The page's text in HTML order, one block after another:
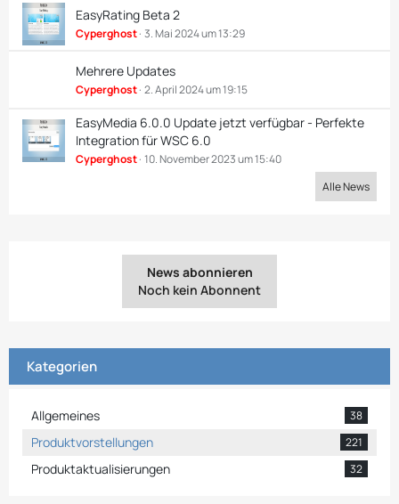
EasyRating Beta 2
Cyperghost 3. Mai 2024 um 13:29
Mehrere Updates
Cyperghost 2. April 2024 um 19:15
EasyMedia 6.0.0 Update jetzt verfügbar - Perfekte
Integration für WSC 6.0
Cyperghost 10. November 2023 um 15:40
Alle News
News abonnieren
Noch kein Abonnent
Kategorien
Allgemeines 38
Produktvorstellungen 221
Produktaktualisierungen 32